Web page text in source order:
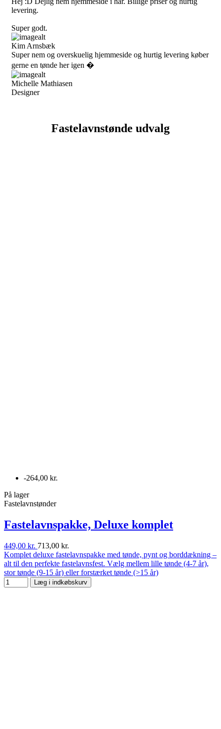
levering.
Super godt.
Kim Arnsbæk
Super nem og overskuelig hjemmeside og hurtig levering køber
gerne en tønde her igen �
Michelle Mathiasen
Designer
Fastelavnstønde udvalg
-264,00 kr.
På lager
Fastelavnstønder
Fastelavnspakke, Deluxe komplet
449,00 kr. 713,00 kr.
Komplet deluxe fastelavnspakke med tønde, pynt og borddækning –
alt til den perfekte fastelavnsfest. Vælg mellem lille tønde (4-7 år),
stor tønde (9-15 år) eller forstærket tønde (>15 år)
Læg i indkøbskurv